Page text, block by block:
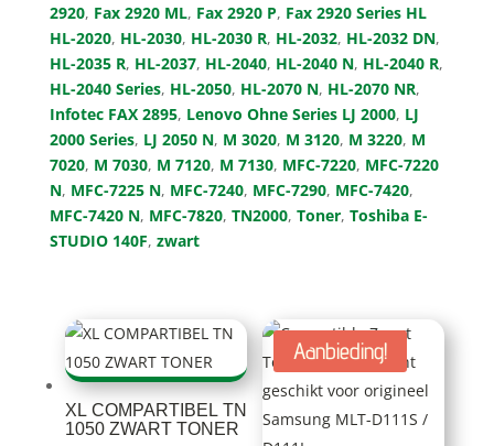
2920, Fax 2920 ML, Fax 2920 P, Fax 2920 Series HL
HL-2020, HL-2030, HL-2030 R, HL-2032, HL-2032 DN,
HL-2035 R, HL-2037, HL-2040, HL-2040 N, HL-2040 R,
HL-2040 Series, HL-2050, HL-2070 N, HL-2070 NR,
Infotec FAX 2895, Lenovo Ohne Series LJ 2000, LJ
2000 Series, LJ 2050 N, M 3020, M 3120, M 3220, M
7020, M 7030, M 7120, M 7130, MFC-7220, MFC-7220
N, MFC-7225 N, MFC-7240, MFC-7290, MFC-7420,
MFC-7420 N, MFC-7820, TN2000, Toner, Toshiba E-
STUDIO 140F, zwart
XL COMPARTIBEL TN
1050 ZWART TONER
Aanbieding!